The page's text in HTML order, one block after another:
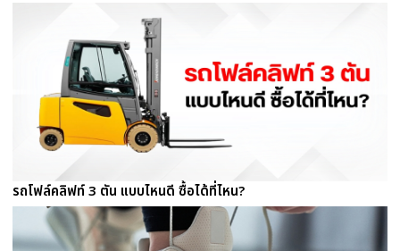
รถโฟล์คลิฟท์ 3 ตัน แบบไหนดี ซื้อได้ที่ไหน?